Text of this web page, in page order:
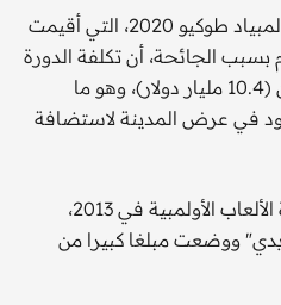
ذكر التقرير النهائي لميزانية أولمبياد طوكيو 2020، التي أقيمت
عام بسبب الجائحة، أن تكلفة الدورة
الأولمبية بلغت 1.42 تريليون ين (10.4 مليار دولار)، وهو ما
في عرض المدينة لاستضافة
وفازت طوكيو باستضافة دورة الألعاب الأولمبية في 2013،
ووضعت مبلغا كبيرا من